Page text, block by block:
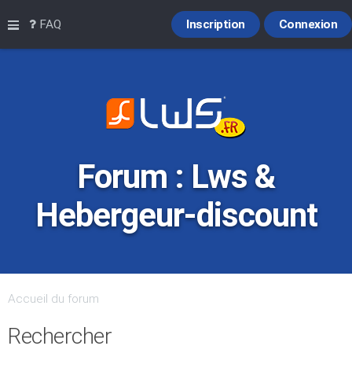
Raccourcis
FAQ Connexion
Inscription
Forum : Lws &
Hebergeur-discount
Accueil du forum
Rechercher